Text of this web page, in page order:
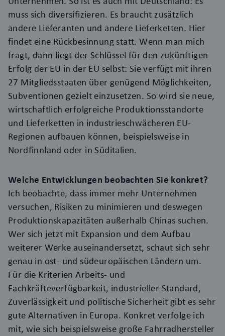
muss sich diversifizieren. Es braucht zusätzlich
andere Lieferanten und andere Lieferketten. Hier
findet eine Rückbesinnung statt. Wenn man mich
fragt, dann liegt der Schlüssel für den zukünftigen
Erfolg der EU in der EU selbst: Sie verfügt mit ihren
27 Mitgliedsstaaten über genügend Möglichkeiten,
Subventionen gezielt einzusetzen. So wird sie neue,
wirtschaftlich erfolgreiche Produktionsstandorte
und Lieferketten in industrieschwächeren EU-
Regionen aufbauen können, beispielsweise in
Nordfinnland oder in Süditalien.
Welche Entwicklungen beobachten Sie konkret?
Ich beobachte, dass immer mehr Unternehmen
versuchen, Risiken zu minimieren und deswegen
Produktionskapazitäten außerhalb Chinas suchen.
Wer sich jetzt mit Expansion und dem Aufbau
weiterer Werke auseinandersetzt, schaut sich sehr
genau in ost- und südeuropäischen Ländern um.
Für die Kriterien Arbeits- und
Fachkräfteverfügbarkeit, industrieller Standard,
Zuverlässigkeit und politische Sicherheit gibt es sehr
gute Alternativen in Europa. Konkret verfolge ich
mit, wie sich beispielsweise große Fahrradhersteller